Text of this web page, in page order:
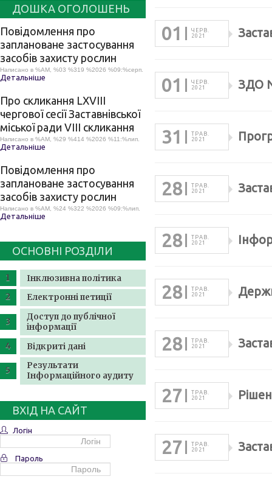
ДОШКА ОГОЛОШЕНЬ
Повідомлення про
заплановане застосування
засобів захисту рослин
Написано в %AM, %03 %319 %2026 %09:%серп.
Детальніше
Про скликання LХVІІІ
чергової сесії Заставнівської
міської ради VIII скликання
Написано в %AM, %29 %414 %2026 %11:%лип.
Детальніше
Повідомлення про
заплановане застосування
засобів захисту рослин
Написано в %AM, %24 %322 %2026 %09:%лип.
Детальніше
ОСНОВНІ РОЗДІЛИ
Інклюзивна політика
Електронні петиції
Доступ до публічної
інформації
Відкриті дані
Результати
Інформаційного аудиту
ВХІД НА САЙТ
Логін
Пароль
01
ЧЕРВ.
2021
01
ЧЕРВ.
2021
ЗДО
31
ТРАВ.
2021
28
ТРАВ.
2021
28
ТРАВ.
2021
28
ТРАВ.
2021
28
ТРАВ.
2021
27
ТРАВ.
2021
27
ТРАВ.
2021